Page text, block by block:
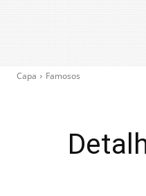
Capa Famosos